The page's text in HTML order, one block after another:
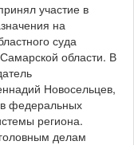
участие в
на
суда
области. В
Новосельцев,
федеральных
региона.
делам